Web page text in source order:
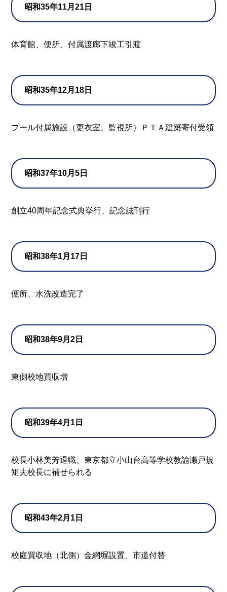
昭和35年11月21日
体育館、便所、付属渡廊下竣工引渡
昭和35年12月18日
プール付属施設（更衣室、監視所）ＰＴＡ建築寄付受領
昭和37年10月5日
創立40周年記念式典挙行、記念誌刊行
昭和38年1月17日
便所、水洗改造完了
昭和38年9月2日
東側校地買収増
昭和39年4月1日
校長小林美芳退職、東京都立小山台高等学校教諭瀬戸規
矩夫校長に補せられる
昭和43年2月1日
校庭買収地（北側）金網塀設置、市道付替